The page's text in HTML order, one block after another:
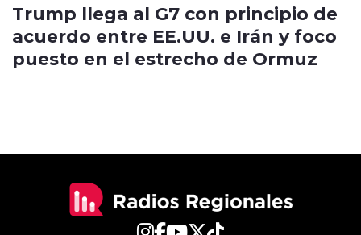
Trump llega al G7 con principio de
acuerdo entre EE.UU. e Irán y foco
puesto en el estrecho de Ormuz